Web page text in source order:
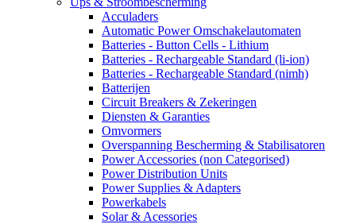
Acculaders
Automatic Power Omschakelautomaten
Batteries - Button Cells - Lithium
Batteries - Rechargeable Standard (li-ion)
Batteries - Rechargeable Standard (nimh)
Batterijen
Circuit Breakers & Zekeringen
Diensten & Garanties
Omvormers
Overspanning Bescherming & Stabilisatoren
Power Accessories (non Categorised)
Power Distribution Units
Power Supplies & Adapters
Powerkabels
Solar & Acessories